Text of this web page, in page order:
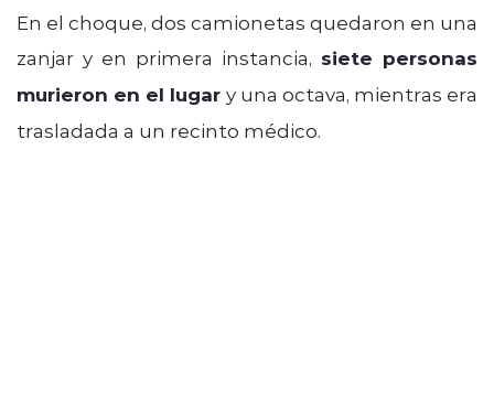
En el choque, dos camionetas quedaron en una
zanjar y en primera instancia, siete personas
murieron en el lugar y una octava, mientras era
trasladada a un recinto médico.